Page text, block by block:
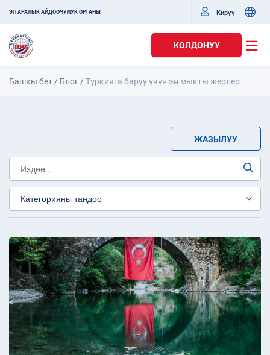
ЭЛ АРАЛЫК АЙДООЧУЛУК ОРГАНЫ Кирүү
КОЛДОНУУ
Башкы бет / Блог /Түркияга баруу үчүн эң мыкты жерлер
ЖАЗЫЛУУ